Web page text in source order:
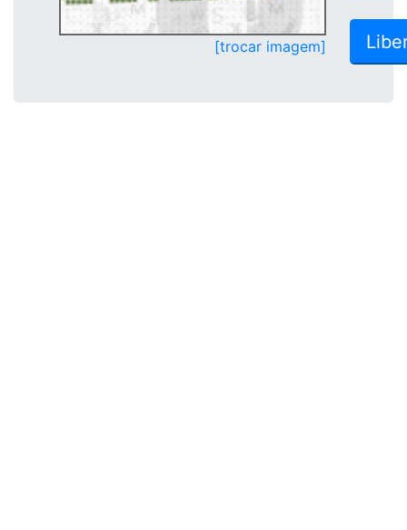
[trocar imagem]